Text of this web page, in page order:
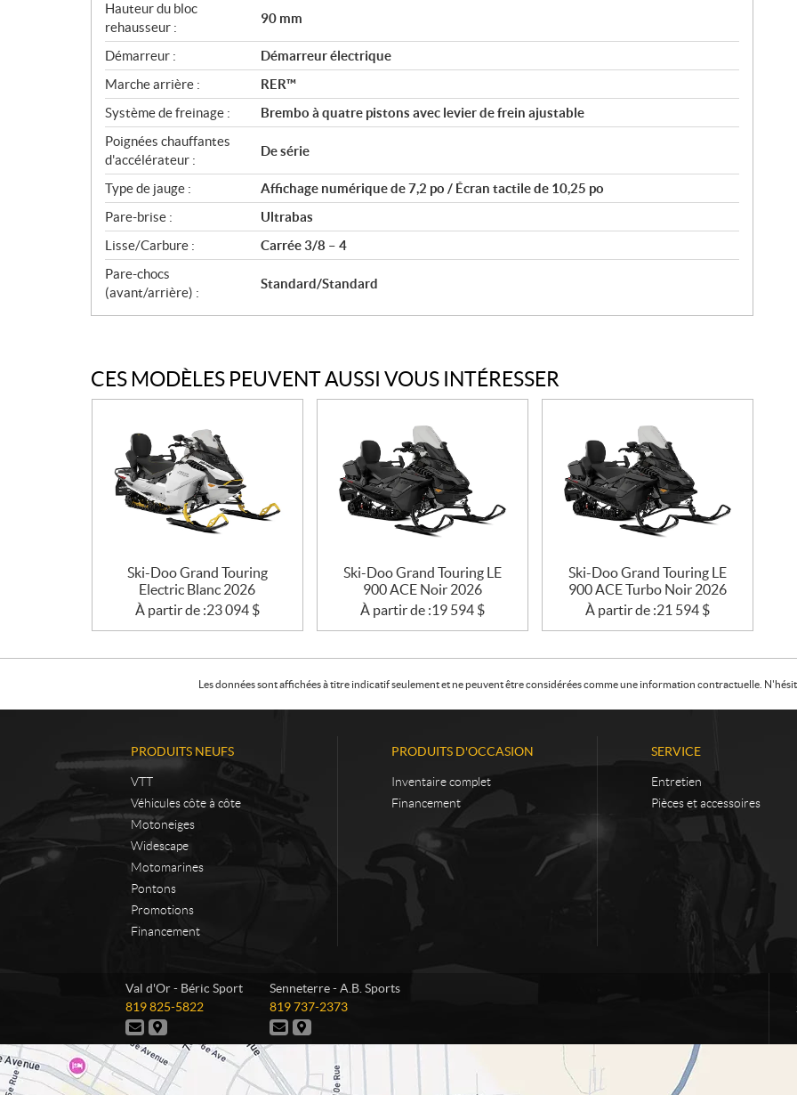
Hauteur du bloc
rehausseur :
90 mm
Démarreur :
Démarreur électrique
Marche arrière :
RER™
Système de freinage :
Brembo à quatre pistons avec levier de frein ajustable
Poignées chauffantes
d'accélérateur :
De série
Type de jauge :
Affichage numérique de 7,2 po / Écran tactile de 10,25 po
Pare-brise :
Ultrabas
Lisse/Carbure :
Carrée 3/8 – 4
Pare-chocs
(avant/arrière) :
Standard/Standard
CES MODÈLES PEUVENT AUSSI VOUS INTÉRESSER
Ski-Doo Grand Touring
Electric Blanc 2026
À partir de :23 094 $
Ski-Doo Grand Touring LE
900 ACE Noir 2026
À partir de :19 594 $
Ski-Doo Grand Touring LE
900 ACE Turbo Noir 2026
À partir de :21 594 $
Les données sont affichées à titre indicatif seulement et ne peuvent être considérées comme une information contractuelle.
PRODUITS NEUFS
VTT
Véhicules côte à côte
Motoneiges
Widescape
Motomarines
Pontons
Promotions
Financement
PRODUITS D'OCCASION
Inventaire complet
Financement
SERVICE
Entretien
Pièces et accessoires
t
a
c
i
c
S
Val d'Or - Béric Sport
T
é
l
é
p
h
819 825-5822
N
o
u
j
I
t
i
n
é
Senneterre - A.B. Sports
T
é
l
é
p
h
819 737-2373
N
o
s
j
I
t
é